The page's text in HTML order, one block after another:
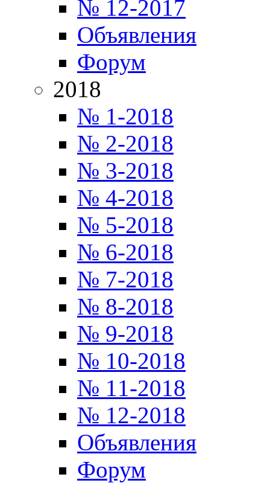
№ 12-2017
Объявления
Форум
2018
№ 1-2018
№ 2-2018
№ 3-2018
№ 4-2018
№ 5-2018
№ 6-2018
№ 7-2018
№ 8-2018
№ 9-2018
№ 10-2018
№ 11-2018
№ 12-2018
Объявления
Форум